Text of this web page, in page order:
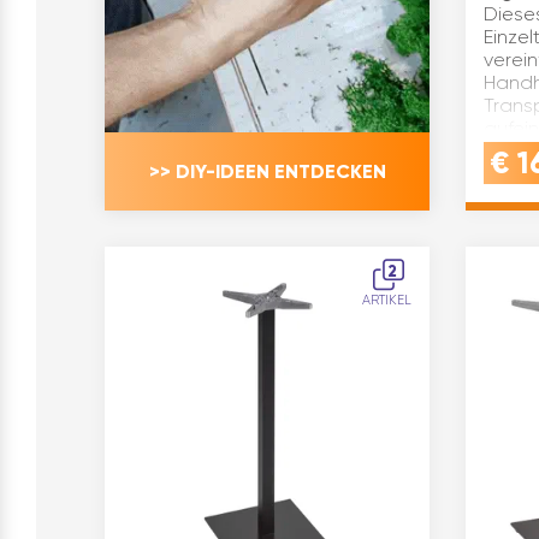
>> DIY-IDEEN ENTDECKEN
rasch
€
2
ARTIKEL